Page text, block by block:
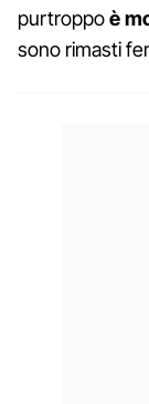
purtroppoè
sono rimasti